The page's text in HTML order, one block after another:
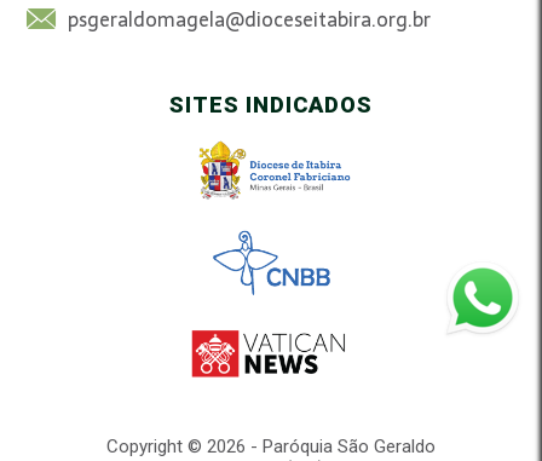
psgeraldomagela@dioceseitabira.org.br
SITES INDICADOS
Copyright © 2026 - Paróquia São Geraldo